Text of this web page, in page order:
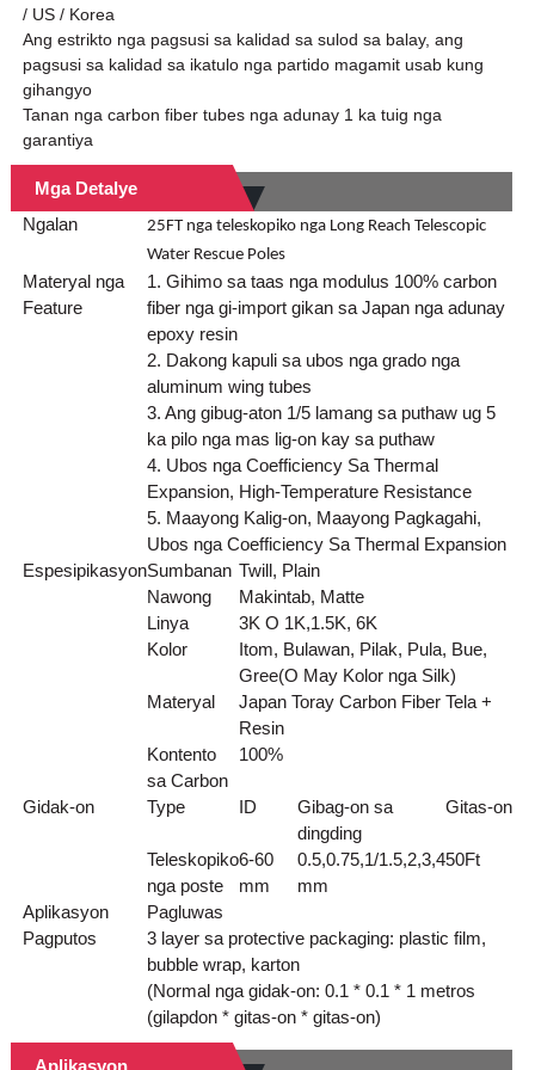
/ US / Korea
Ang estrikto nga pagsusi sa kalidad sa sulod sa balay, ang
pagsusi sa kalidad sa ikatulo nga partido magamit usab kung
gihangyo
Tanan nga carbon fiber tubes nga adunay 1 ka tuig nga
garantiya
Mga Detalye
Ngalan
25FT nga teleskopiko nga Long Reach Telescopic
Water Rescue Poles
Materyal nga
Feature
1. Gihimo sa taas nga modulus 100% carbon
fiber nga gi-import gikan sa Japan nga adunay
epoxy resin
2. Dakong kapuli sa ubos nga grado nga
aluminum wing tubes
3. Ang gibug-aton 1/5 lamang sa puthaw ug 5
ka pilo nga mas lig-on kay sa puthaw
4. Ubos nga Coefficiency Sa Thermal
Expansion, High-Temperature Resistance
5. Maayong Kalig-on, Maayong Pagkagahi,
Ubos nga Coefficiency Sa Thermal Expansion
EspesipikasyonSumbanan Twill, Plain
Nawong
Makintab, Matte
Linya
3K O 1K,1.5K, 6K
Kolor
Itom, Bulawan, Pilak, Pula, Bue,
Gree(O May Kolor nga Silk)
Materyal
Japan Toray Carbon Fiber Tela +
Resin
Kontento
sa Carbon
100%
Gidak-on Type ID
Gibag-on sa
dingding
Gitas-on
Teleskopiko
nga poste
6-60
mm
0.5,0.75,1/1.5,2,3,4
mm
50Ft
Aplikasyon
Pagluwas
Pagputos
3 layer sa protective packaging: plastic film,
bubble wrap, karton
(Normal nga gidak-on: 0.1 * 0.1 * 1 metros
(gilapdon * gitas-on * gitas-on)
Aplikasyon